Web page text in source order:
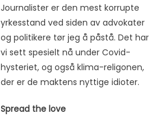
Journalister er den mest korrupte
yrkesstand ved siden av advokater
og politikere tør jeg å påstå. Det har
vi sett spesielt nå under Covid-
hysteriet, og også klima-religonen,
der er de maktens nyttige idioter.
Spread the love